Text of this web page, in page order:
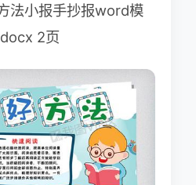
法小报手抄报word模
2页